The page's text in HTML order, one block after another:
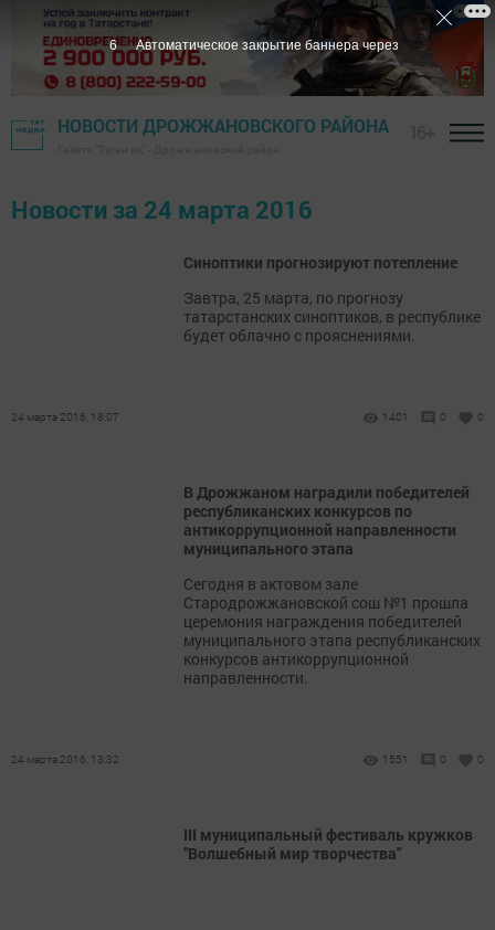
НОВОСТИ ДРОЖЖАНОВСКОГО РАЙОНА
Новости за 24 марта 2016
Синоптики прогнозируют потепление
Завтра, 25 марта, по прогнозу
татарстанских синоптиков, в республике
будет облачно с прояснениями.
24 марта 2016, 18:07 1401 0 0
В Дрожжаном наградили победителей
республиканских конкурсов по
антикоррупционной направленности
муниципального этапа
Сегодня в актовом зале
Стародрожжановской сош №1 прошла
церемония награждения победителей
муниципального этапа республиканских
конкурсов антикоррупционной
направленности.
24 марта 2016, 13:32 1551 0 0
III муниципальный фестиваль кружков
"Волшебный мир творчества"
5 Автоматическое закрытие баннера через